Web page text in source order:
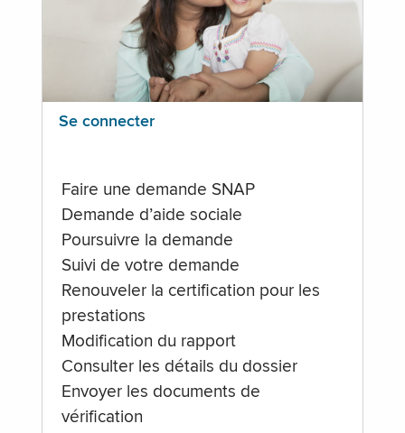
Se connecter
Faire une demande SNAP
Demande d’aide sociale
Poursuivre la demande
Suivi de votre demande
Renouveler la certification pour les
prestations
Modification du rapport
Consulter les détails du dossier
Envoyer les documents de
vérification